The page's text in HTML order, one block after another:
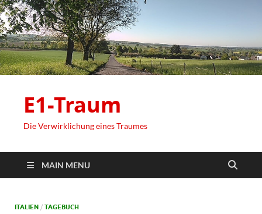
E1-Traum
Die Verwirklichung eines Traumes
MAIN MENU
ITALIEN / TAGEBUCH